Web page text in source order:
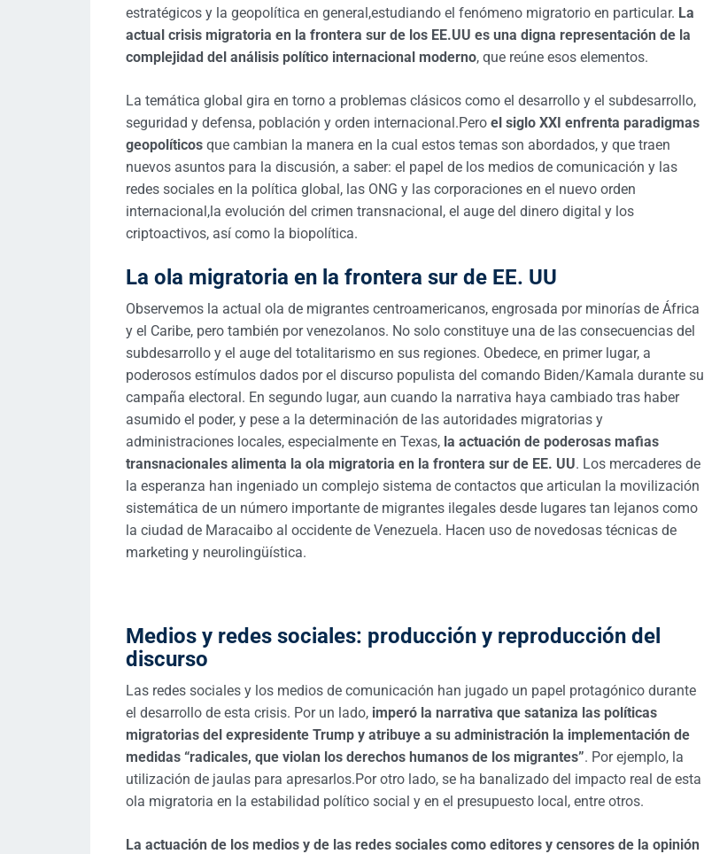
estratégicos y la geopolítica en general,estudiando el fenómeno migratorio en particular. La
actual crisis migratoria en la frontera sur de los EE.UU es una digna representación de la
complejidad del análisis político internacional moderno, que reúne esos elementos.
La temática global gira en torno a problemas clásicos como el desarrollo y el subdesarrollo,
seguridad y defensa, población y orden internacional.Pero el siglo XXI enfrenta paradigmas
geopolíticos que cambian la manera en la cual estos temas son abordados, y que traen
nuevos asuntos para la discusión, a saber: el papel de los medios de comunicación y las
redes sociales en la política global, las ONG y las corporaciones en el nuevo orden
internacional,la evolución del crimen transnacional, el auge del dinero digital y los
criptoactivos, así como la biopolítica.
La ola migratoria en la frontera sur de EE. UU
Observemos la actual ola de migrantes centroamericanos, engrosada por minorías de África
y el Caribe, pero también por venezolanos. No solo constituye una de las consecuencias del
subdesarrollo y el auge del totalitarismo en sus regiones. Obedece, en primer lugar, a
poderosos estímulos dados por el discurso populista del comando Biden/Kamala durante su
campaña electoral. En segundo lugar, aun cuando la narrativa haya cambiado tras haber
asumido el poder, y pese a la determinación de las autoridades migratorias y
administraciones locales, especialmente en Texas, la actuación de poderosas mafias
transnacionales alimenta la ola migratoria en la frontera sur de EE. UU. Los mercaderes de
la esperanza han ingeniado un complejo sistema de contactos que articulan la movilización
sistemática de un número importante de migrantes ilegales desde lugares tan lejanos como
la ciudad de Maracaibo al occidente de Venezuela. Hacen uso de novedosas técnicas de
marketing y neurolingüística.
Medios y redes sociales: producción y reproducción del
discurso
Las redes sociales y los medios de comunicación han jugado un papel protagónico durante
el desarrollo de esta crisis. Por un lado, imperó la narrativa que sataniza las políticas
migratorias del expresidente Trump y atribuye a su administración la implementación de
medidas “radicales, que violan los derechos humanos de los migrantes”. Por ejemplo, la
utilización de jaulas para apresarlos.Por otro lado, se ha banalizado del impacto real de esta
ola migratoria en la estabilidad político social y en el presupuesto local, entre otros.
La actuación de los medios y de las redes sociales como editores y censores de la opinión